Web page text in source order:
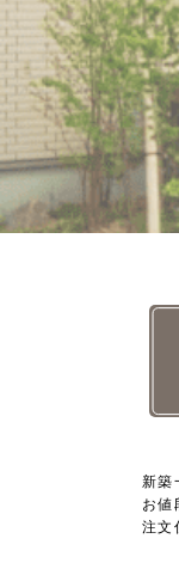
新築
お値
注文